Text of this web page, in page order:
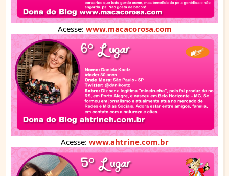
Acesse: www.macacorosa.com
Acesse: www.ahtrine.com.br